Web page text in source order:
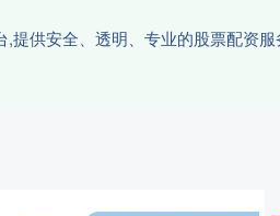
供安全、透明、专业的股票配资